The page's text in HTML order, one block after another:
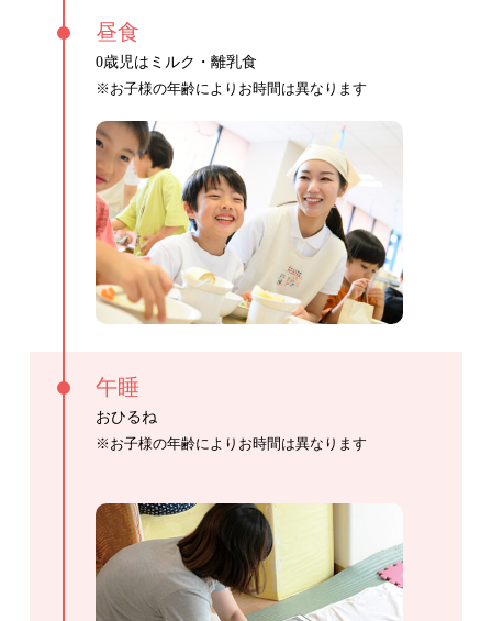
昼食
0歳児はミルク・離乳食
※お子様の年齢によりお時間は異なります
午睡
おひるね
※お子様の年齢によりお時間は異なります